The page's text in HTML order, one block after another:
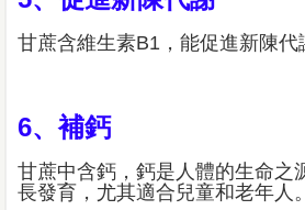
甘蔗含維生素B1，能促進新陳代
6、補鈣
甘蔗中含鈣，鈣是人體的生命之
長發育，尤其適合兒童和老年人。